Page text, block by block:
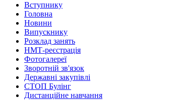
Вступнику
Головна
Новини
Випускнику
Розклад занять
НМТ-реєстрація
Фотогалереї
Зворотній зв'язок
Державні закупівлі
СТОП Булінг
Дистанційне навчання